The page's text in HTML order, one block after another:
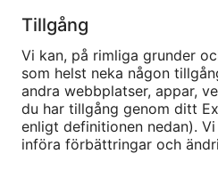
Tillgång
Vi kan, på rimliga grunder
som helst neka någon
andra webbplatser, appar,
du har tillgång genom ditt
enligt definitionen nedan).
införa förbättringar och